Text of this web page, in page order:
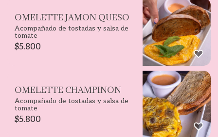
OMELETTE JAMON QUESO
Acompañado de tostadas y salsa de
tomate
$5.800
OMELETTE CHAMPIÑÓN
Acompañado de tostadas y salsa de
tomate
$5.800